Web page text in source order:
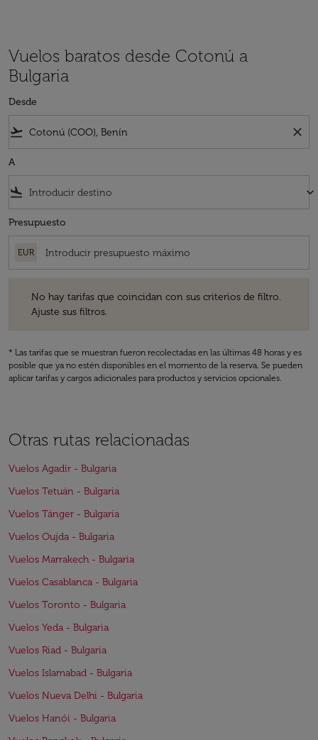
Vuelos baratos desde Cotonú a
Bulgaria
Desde
flight_takeoff close
A
flight_land keyboard_arrow_down
Presupuesto
EUR
No hay tarifas que coincidan con sus criterios de filtro.
Ajuste sus filtros.
* Las tarifas que se muestran fueron recolectadas en las últimas 48 horas y es
posible que ya no estén disponibles en el momento de la reserva. Se pueden
aplicar tarifas y cargos adicionales para productos y servicios opcionales.
Otras rutas relacionadas
Vuelos Agadir - Bulgaria
Vuelos Tetuán - Bulgaria
Vuelos Tánger - Bulgaria
Vuelos Oujda - Bulgaria
Vuelos Marrakech - Bulgaria
Vuelos Casablanca - Bulgaria
Vuelos Toronto - Bulgaria
Vuelos Yeda - Bulgaria
Vuelos Riad - Bulgaria
Vuelos Islamabad - Bulgaria
Vuelos Nueva Delhi - Bulgaria
Vuelos Hanói - Bulgaria